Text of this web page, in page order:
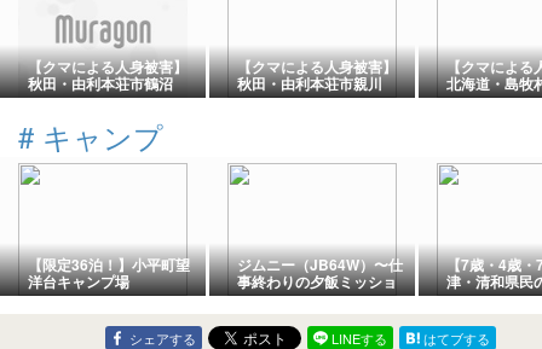
【クマによる人身被害】
秋田・由利本荘市鶴沼
【鉢合わせ・転倒】
【クマによる人身被害】
秋田・由利本荘市親川
【ニンニク干し中】
【クマによる
北海道・島牧
のハンター】
# キャンプ
【限定36泊！】小平町望
洋台キャンプ場
ジムニー（JB64W）〜仕
事終わりの夕飯ミッショ
ン🛺💭＆🏕️キャンプチェ
アの修復🪑〜
【7歳・4歳・
津・清和県民
村｜家型vsキ
較！虫好き兄
ん連れキャン
シェアする LINEする
はてブする